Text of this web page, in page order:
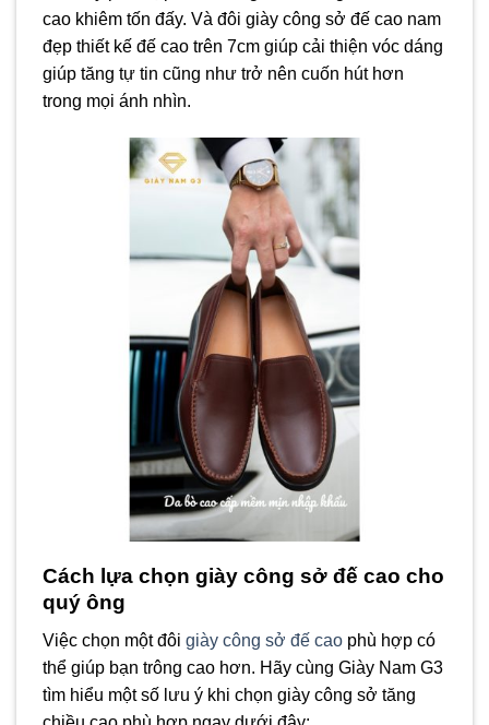
cao khiêm tốn đấy. Và đôi giày công sở đế cao nam
đẹp thiết kế đế cao trên 7cm giúp cải thiện vóc dáng
giúp tăng tự tin cũng như trở nên cuốn hút hơn
trong mọi ánh nhìn.
Cách lựa chọn giày công sở đế cao cho
quý ông
Việc chọn một đôi giày công sở đế cao phù hợp có
thể giúp bạn trông cao hơn. Hãy cùng Giày Nam G3
tìm hiểu một số lưu ý khi chọn giày công sở tăng